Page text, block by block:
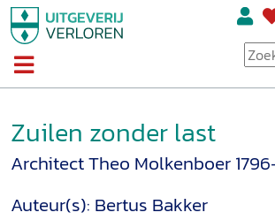
Zuilen zonder last
Architect Theo Molkenboer
Auteur(s): Bertus Bakker